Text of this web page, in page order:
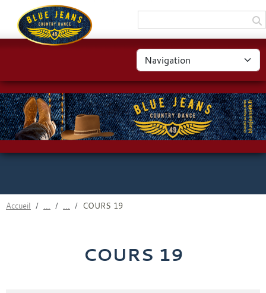
Accueil COURS 19
COURS 19
Panneau de gestion des cookies